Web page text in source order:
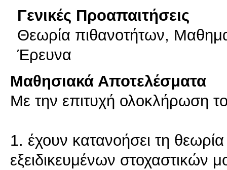
Γενικές Προαπαιτήσεις
Θεωρία πιθανοτήτων,
Έρευνα
Μαθησιακά Αποτελέσματα
Με την επιτυχή ολοκλήρωση
1. έχουν κατανοήσει τη
εξειδικευμένων στοχαστικών